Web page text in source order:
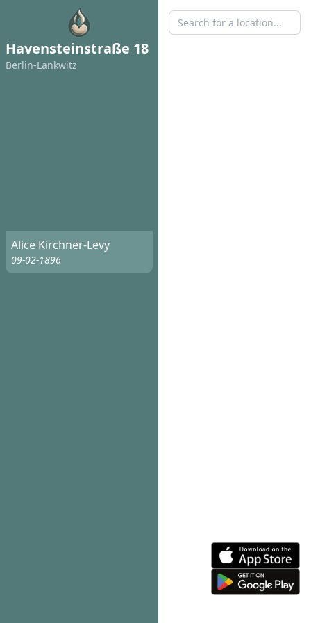
Havensteinstraße 18
Berlin-Lankwitz
Alice Kirchner-Levy
09-02-1896